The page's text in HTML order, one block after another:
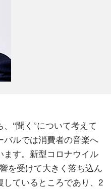
、“聞く”について考えて
バルでは消費者の音楽へ
ます。新型コロナウイル
を受けて大きく落ち込ん
しているところであり、2